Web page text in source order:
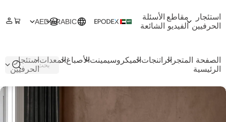
استئجار
الحرفيين
مقاطع
الفيديو
الأسئلة
الشائعة
ARABIC
AED
الصفحة
الرئيسية
المتجر الراتنجاتالميكروسيمينتالأصباغالمعداتاستئجار
الحرفيين